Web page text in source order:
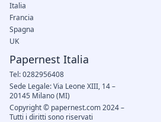
Italia
Francia
Spagna
UK
Papernest Italia
Tel: 0282956408
Sede Legale: Via Leone XIII, 14 –
20145 Milano (MI)
Copyright © papernest.com 2024 –
Tutti i diritti sono riservati